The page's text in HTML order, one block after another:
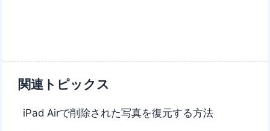
関連トピックス
iPad Airで削除された写真を復元する方法